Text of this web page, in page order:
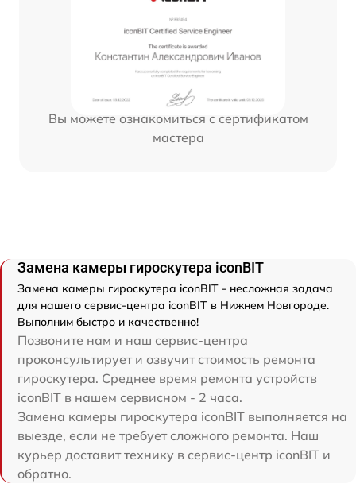
Вы можете ознакомиться с сертификатом
мастера
Замена камеры гироскутера iconBIT
Замена камеры гироскутера iconBIT - несложная задача
для нашего сервис-центра iconBIT в Нижнем Новгороде.
Выполним быстро и качественно!
Позвоните нам и наш сервис-центра
проконсультирует и озвучит стоимость ремонта
гироскутера. Среднее время ремонта устройств
iconBIT в нашем сервисном - 2 часа.
Замена камеры гироскутера iconBIT выполняется на
выезде, если не требует сложного ремонта. Наш
курьер доставит технику в сервис-центр iconBIT и
обратно.